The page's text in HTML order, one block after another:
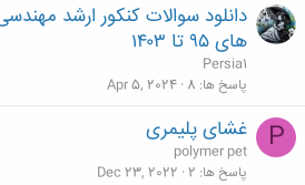
دانلود سوالات کنکور ارشد
های ۹۵ تا ۱۴۰۳
Persia1
پاسخ ها 8
Apr 5, 2024
P غشای پلیمری
polymer pet
پاسخ ها 2
Dec 23, 2022